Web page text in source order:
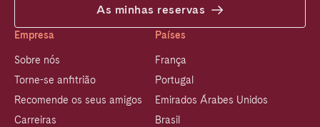
As minhas reservas
Empresa
Sobre nós
Torne-se anfitrião
Recomende os seus amigos
Carreiras
Países
França
Portugal
Emirados Árabes Unidos
Brasil